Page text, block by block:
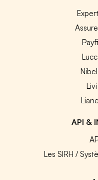
API &
Les SIRH /